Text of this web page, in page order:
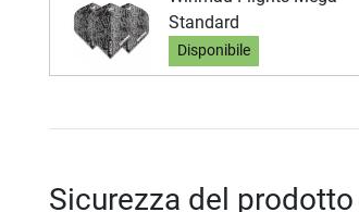
Standard
Disponibile
Sicurezza del prodotto